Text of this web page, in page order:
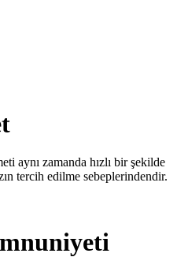
aynı zamanda hızlı bir şekilde
tercih edilme sebeplerindendir.